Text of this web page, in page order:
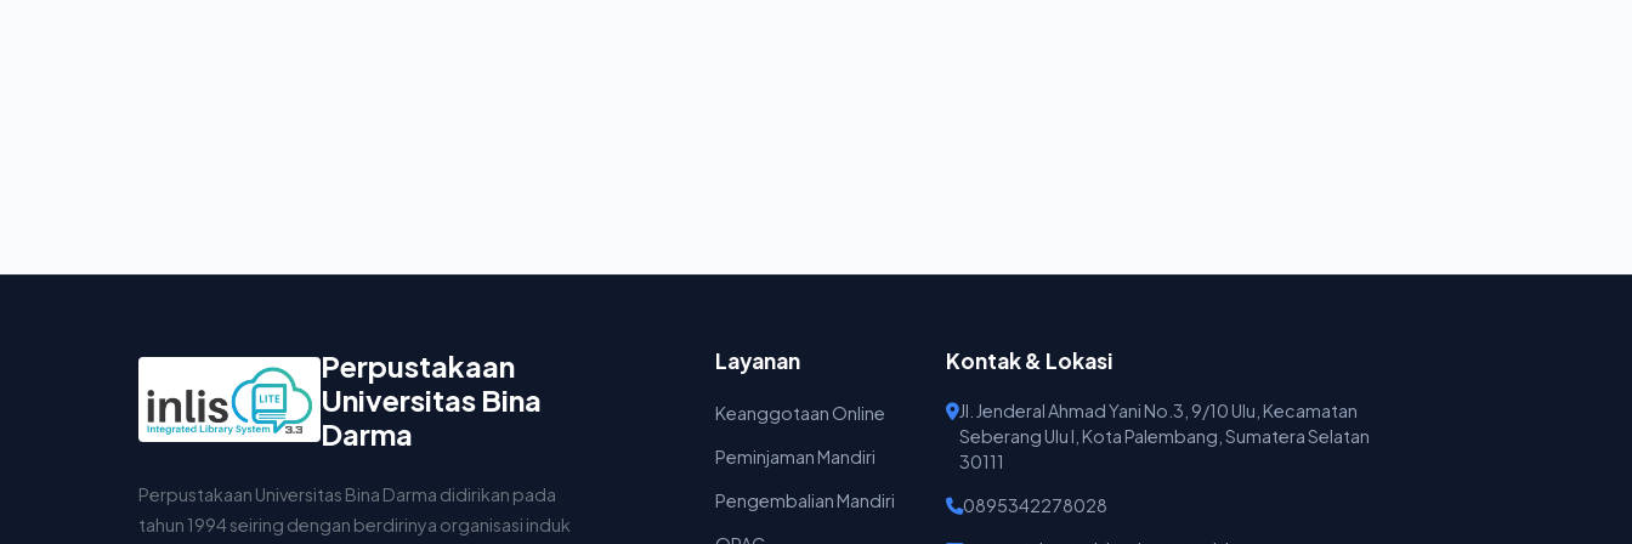
Perpustakaan
Universitas Bina
Darma
Perpustakaan Universitas Bina Darma didirikan pada
tahun 1994 seiring dengan berdirinya organisasi induk
Layanan
Keanggotaan Online
Peminjaman Mandiri
Pengembalian Mandiri
Kontak & Lokasi
Jl. Jenderal Ahmad Yani No.3, 9/10 Ulu, Kecamatan
Seberang Ulu I, Kota Palembang, Sumatera Selatan
30111
0895342278028